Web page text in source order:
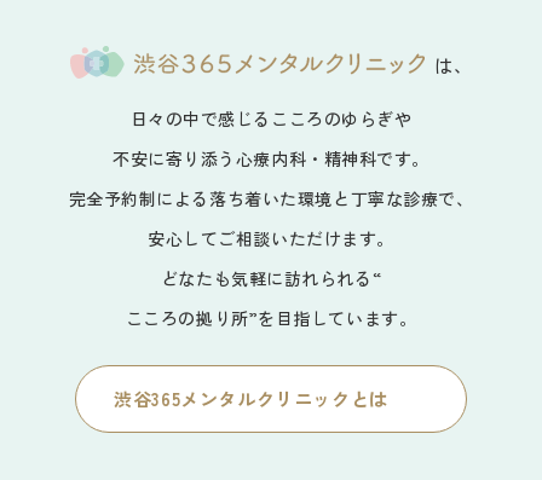
は、
日々の中で感じるこころのゆらぎや
不安に寄り添う心療内科・精神科です。
完全予約制による落ち着いた環境と丁寧な診療で、
安心してご相談いただけます。
どなたも気軽に訪れられる“
こころの拠り所”を目指しています。
渋谷365メンタルクリニックとは